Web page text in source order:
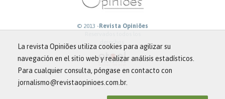
© 2013 -Revista Opiniões
derechos.
La revista Opiniões utiliza cookies para agilizar su
navegación en el sitio web y realizar análisis estadísticos.
Para cualquier consulta, póngase en contacto con
jornalismo@revistaopinioes.com.br.